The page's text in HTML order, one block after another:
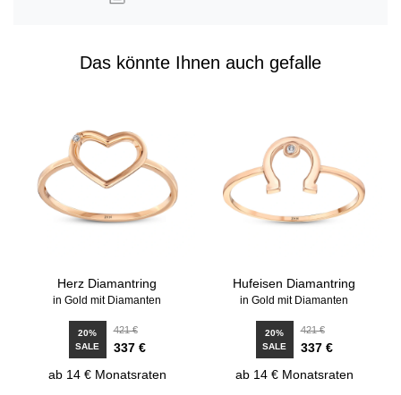
Das könnte Ihnen auch gefalle
Herz Diamantring
in Gold mit Diamanten
20%
SALE
421 €
337 €
ab 14 € Monatsraten
Hufeisen Diamantring
in Gold mit Diamanten
20%
SALE
421 €
337 €
ab 14 € Monatsraten